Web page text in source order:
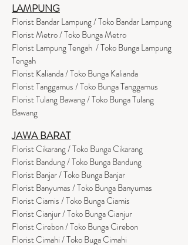
LAMPUNG
Florist Bandar Lampung / Toko Bandar Lampung
Florist Metro / Toko Bunga Metro
Florist Lampung Tengah / Toko Bunga Lampung
Tengah
Florist Kalianda / Toko Bunga Kalianda
Florist Tanggamus / Toko Bunga Tanggamus
Florist Tulang Bawang / Toko Bunga Tulang
Bawang
JAWA BARAT
Florist Cikarang/ Toko Bunga Cikarang
Florist Bandung / Toko Bunga Bandung
Florist Banjar / Toko Bunga Banjar
Florist Banyumas / Toko Bunga Banyumas
Florist Ciamis / Toko Bunga Ciamis
Florist Cianjur / Toko Bunga Cianjur
Florist Cirebon / Toko Bunga Cirebon
Florist Cimahi / Toko Buga Cimahi